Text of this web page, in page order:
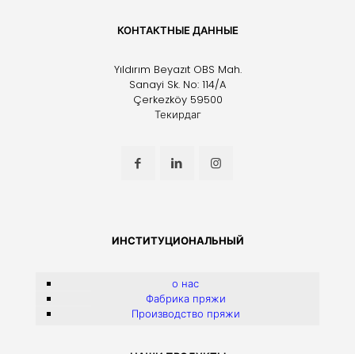
КОНТАКТНЫЕ ДАННЫЕ
Yıldırım Beyazıt OBS Mah.
Sanayi Sk. No: 114/A
Çerkezköy 59500
Текирдаг
ИНСТИТУЦИОНАЛЬНЫЙ
о нас
Фабрика пряжи
Производство пряжи